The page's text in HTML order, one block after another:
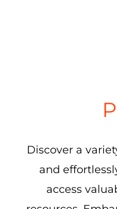
Discover a
and
access